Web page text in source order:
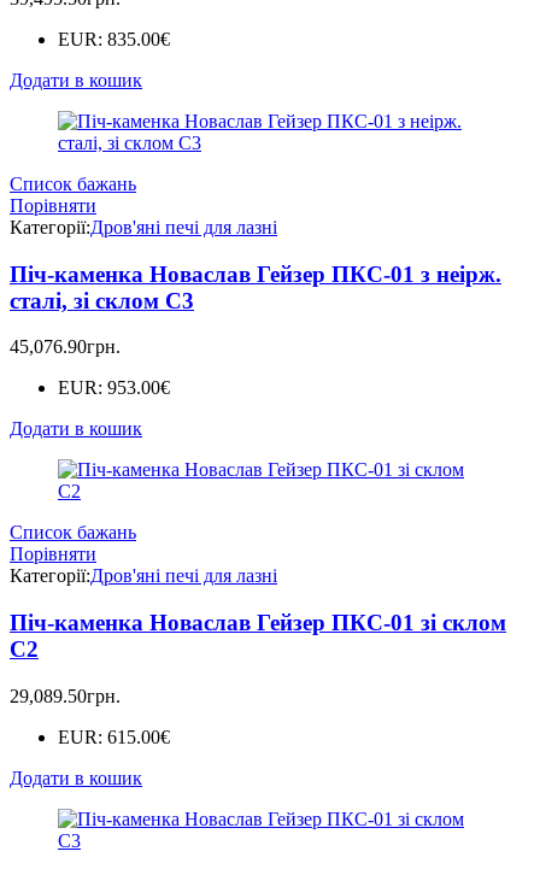
EUR: 835.00€
Додати в кошик
Список бажань
Порівняти
Категорії:Дров'яні печі для лазні
Піч-каменка Новаслав Гейзер ПКС-01 з неірж.
сталі, зі склом С3
45,076.90грн.
EUR: 953.00€
Додати в кошик
Список бажань
Порівняти
Категорії:Дров'яні печі для лазні
Піч-каменка Новаслав Гейзер ПКС-01 зі склом
С2
29,089.50грн.
EUR: 615.00€
Додати в кошик